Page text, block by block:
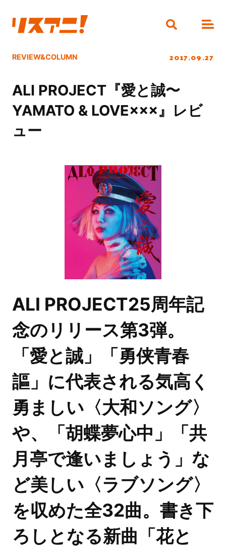
REVIEW&COLUMN 2017.09.27
ALI PROJECT『愛と誠〜
YAMATO & LOVE×××』レビ
ュー
ALI PROJECT25周年記
念のリリース第3弾。
「愛と誠」「勇侠青春
謳」に代表される気高く
勇ましい 〈大和ソング〉
や、「胡蝶夢心中」「共
月亭で逢いましょう」な
ど美しい〈ラブソング〉
を収めた全32曲。書き下
ろしとなる新曲「花と